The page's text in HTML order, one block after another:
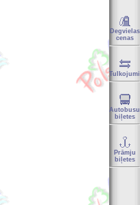
Degvielas
cenas
Tulkojumi
Autobusu
biļetes
Prāmju
biļetes